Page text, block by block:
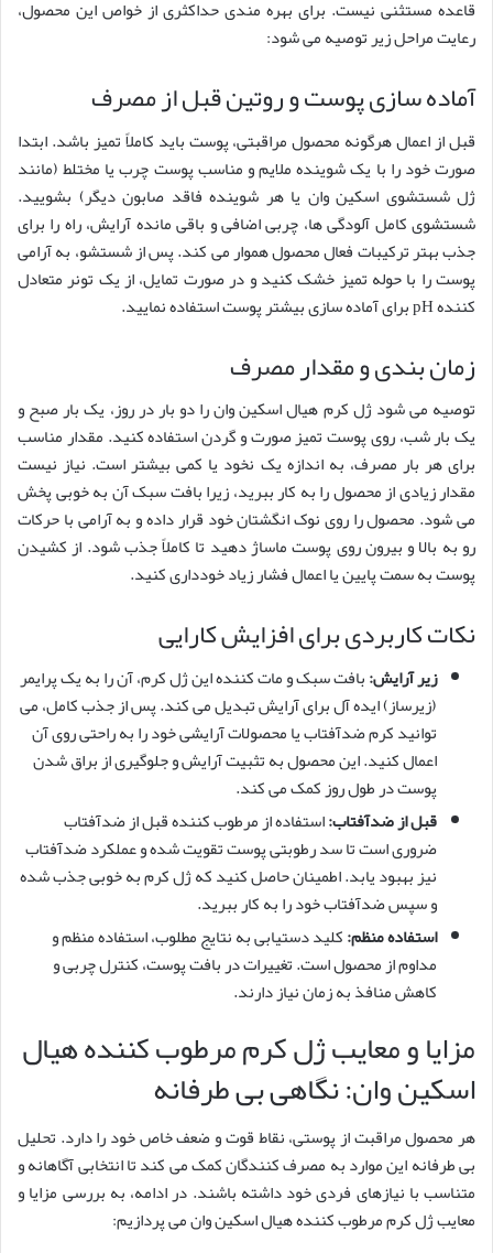
قاعده مستثنی نیست. برای بهره مندی حداکثری از خواص این محصول،
رعایت مراحل زیر توصیه می شود:
آماده سازی پوست و روتین قبل از مصرف
قبل از اعمال هرگونه محصول مراقبتی، پوست باید کاملاً تمیز باشد. ابتدا
صورت خود را با یک شوینده ملایم و مناسب پوست چرب یا مختلط (مانند
ژل شستشوی اسکین وان یا هر شوینده فاقد صابون دیگر) بشویید.
شستشوی کامل آلودگی ها، چربی اضافی و باقی مانده آرایش، راه را برای
جذب بهتر ترکیبات فعال محصول هموار می کند. پس از شستشو، به آرامی
پوست را با حوله تمیز خشک کنید و در صورت تمایل، از یک تونر متعادل
کننده pH برای آماده سازی بیشتر پوست استفاده نمایید.
زمان بندی و مقدار مصرف
توصیه می شود ژل کرم هیال اسکین وان را دو بار در روز، یک بار صبح و
یک بار شب، روی پوست تمیز صورت و گردن استفاده کنید. مقدار مناسب
برای هر بار مصرف، به اندازه یک نخود یا کمی بیشتر است. نیاز نیست
مقدار زیادی از محصول را به کار ببرید، زیرا بافت سبک آن به خوبی پخش
می شود. محصول را روی نوک انگشتان خود قرار داده و به آرامی با حرکات
رو به بالا و بیرون روی پوست ماساژ دهید تا کاملاً جذب شود. از کشیدن
پوست به سمت پایین یا اعمال فشار زیاد خودداری کنید.
نکات کاربردی برای افزایش کارایی
زیر آرایش:بافت سبک و مات کننده این ژل کرم، آن را به یک پرایمر
(زیرساز) ایده آل برای آرایش تبدیل می کند. پس از جذب کامل، می
توانید کرم ضدآفتاب یا محصولات آرایشی خود را به راحتی روی آن
اعمال کنید. این محصول به تثبیت آرایش و جلوگیری از براق شدن
پوست در طول روز کمک می کند.
قبل از ضدآفتاب:استفاده از مرطوب کننده قبل از ضدآفتاب
ضروری است تا سد رطوبتی پوست تقویت شده و عملکرد ضدآفتاب
نیز بهبود یابد. اطمینان حاصل کنید که ژل کرم به خوبی جذب شده
و سپس ضدآفتاب خود را به کار ببرید.
استفاده منظم:کلید دستیابی به نتایج مطلوب، استفاده منظم و
مداوم از محصول است. تغییرات در بافت پوست، کنترل چربی و
کاهش منافذ به زمان نیاز دارند.
مزایا و معایب ژل کرم مرطوب کننده هیال
اسکین وان: نگاهی بی طرفانه
هر محصول مراقبت از پوستی، نقاط قوت و ضعف خاص خود را دارد. تحلیل
بی طرفانه این موارد به مصرف کنندگان کمک می کند تا انتخابی آگاهانه و
متناسب با نیازهای فردی خود داشته باشند. در ادامه، به بررسی مزایا و
معایب ژل کرم مرطوب کننده هیال اسکین وان می پردازیم: